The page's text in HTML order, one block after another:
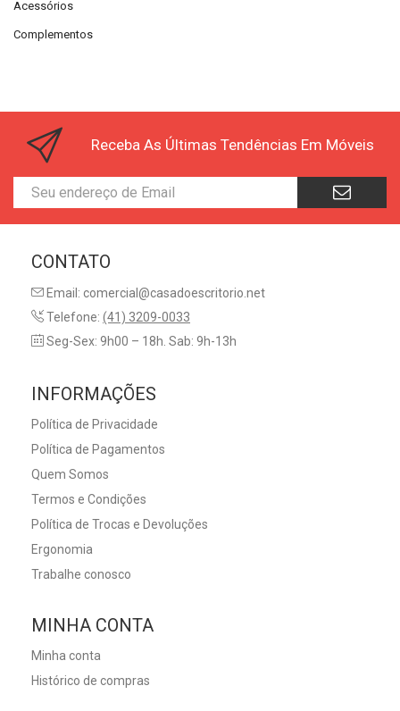
Acessórios
Complementos
Receba As Últimas Tendências Em Móveis
CONTATO
Email: comercial@casadoescritorio.net
Telefone: (41) 3209-0033
Seg-Sex: 9h00 – 18h. Sab: 9h-13h
INFORMAÇÕES
Política de Privacidade
Política de Pagamentos
Quem Somos
Termos e Condições
Política de Trocas e Devoluções
Ergonomia
Trabalhe conosco
MINHA CONTA
Minha conta
Histórico de compras